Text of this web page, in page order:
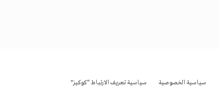
سياسية الخصوصية سياسية تعريف الارتباط “كوكيز”